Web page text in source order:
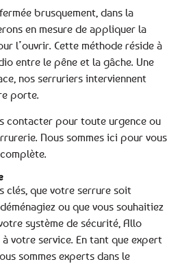
brusquement, dans la
en mesure de appliquer la
l’ouvrir. Cette méthode réside à
entre le pêne et la gâche. Une
nos serruriers interviennent
porte.
contacter pour toute urgence ou
Nous sommes ici pour vous
clés, que votre serrure soit
ou que vous souhaitiez
système de sécurité, Allo
votre service. En tant que expert
sommes experts dans le